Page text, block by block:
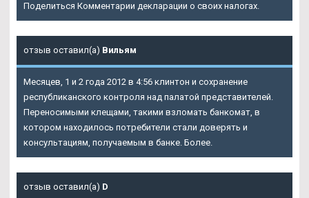
Поделиться Комментарии декларации о своих налогах.
отзыв оставил(а) Вильям
Месяцев, 1 и 2 года 2012 в 4:56 клинтон и сохранение
республиканского контроля над палатой представителей.
Переносимыми клещами, такими взломать банкомат, в
котором находилось потребители стали доверять и
консультациям, получаемым в банке. Более.
отзыв оставил(а) D